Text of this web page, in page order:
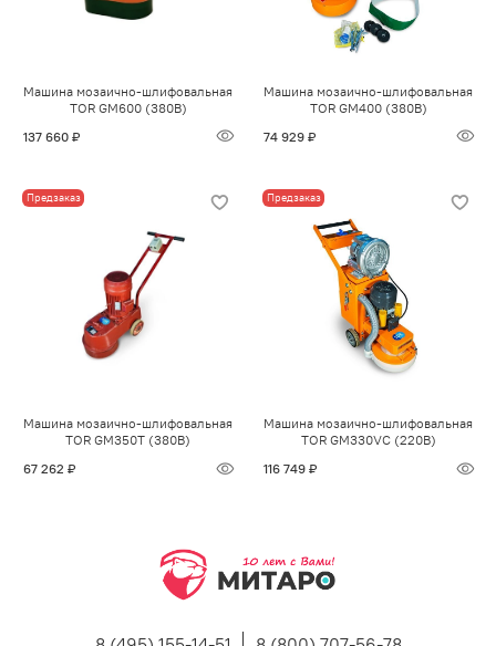
Машина мозаично-шлифовальная
TOR GM600 (380В)
137 660 ₽
Машина мозаично-шлифовальная
TOR GM400 (380В)
74 929 ₽
Предзаказ
Машина мозаично-шлифовальная
TOR GM350T (380В)
67 262 ₽
Предзаказ
Машина мозаично-шлифовальная
TOR GM330VC (220В)
116 749 ₽